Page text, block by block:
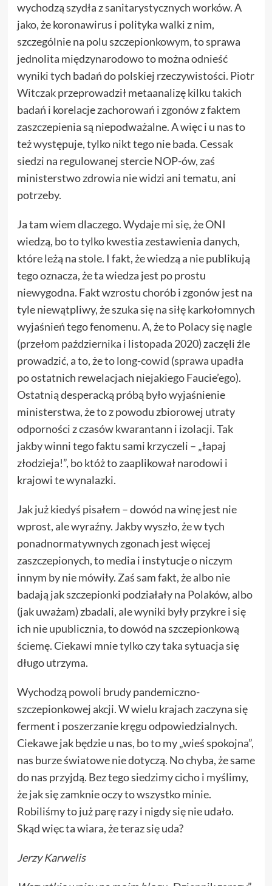
wychodzą szydła z sanitarystycznych worków. A
jako, że koronawirus i polityka walki z nim,
szczególnie na polu szczepionkowym, to sprawa
jednolita międzynarodowo to można odnieść
wyniki tych badań do polskiej rzeczywistości. Piotr
Witczakprzeprowadził metaanalizę kilku takich
badań i korelacje zachorowań i zgonów z faktem
zaszczepienia są niepodważalne. A więc i u nas to
też występuje, tylko nikt tego nie bada. Cessak
siedzi na regulowanej stercie NOP-ów, zaś
ministerstwo zdrowia nie widzi ani tematu, ani
potrzeby.
Ja tam wiem dlaczego. Wydaje mi się, że ONI
wiedzą, bo to tylko kwestia zestawienia danych,
które leżą na stole. I fakt, że wiedzą a nie publikują
tego oznacza, że ta wiedza jest po prostu
niewygodna. Fakt wzrostu chorób i zgonów jest na
tyle niewątpliwy, że szuka się na siłę karkołomnych
wyjaśnień tego fenomenu. A, że to Polacy się nagle
(przełom października i listopada 2020) zaczęli źle
prowadzić, a to, że tolong-cowid (sprawa upadła
po ostatnich rewelacjach niejakiego Faucie’ego).
Ostatnią desperacką próbą było wyjaśnienie
ministerstwa, że to z powodu zbiorowej utraty
odporności z czasów kwarantann i izolacji. Tak
jakby winni tego faktu sami krzyczeli – „łapaj
złodzieja!”, bo któż to zaaplikował narodowi i
krajowi te wynalazki.
Jak jużkiedyś pisałem – dowód na winę jest nie
wprost, ale wyraźny. Jakby wyszło, że w tych
ponadnormatywnych zgonach jest więcej
zaszczepionych, to media i instytucje o niczym
innym by nie mówiły. Zaś sam fakt, że albo nie
badają jak szczepionki podziałały na Polaków, albo
(jak uważam) zbadali, ale wyniki były przykre i się
ich nie upublicznia, to dowód na szczepionkową
ściemę. Ciekawi mnie tylko czy taka sytuacja się
długo utrzyma.
Wychodzą powoli brudy pandemiczno-
szczepionkowej akcji. W wielu krajach zaczyna się
ferment i poszerzanie kręgu odpowiedzialnych.
Ciekawe jak będzie u nas, bo to my „wieś spokojna”,
nas burze światowe nie dotyczą. No chyba, że same
do nas przyjdą. Bez tego siedzimy cicho i myślimy,
że jak się zamknie oczy to wszystko minie.
Robiliśmy to już parę razy i nigdy się nie udało.
Skąd więc ta wiara, że teraz się uda?
Jerzy Karwelis